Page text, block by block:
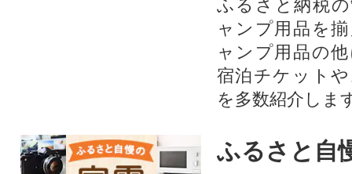
ふるさと納税
ャンプ用品を
ャンプ用品の
宿泊チケット
を多数紹介しま
ふるさと自